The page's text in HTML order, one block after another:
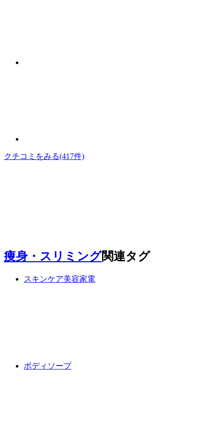
クチコミをみる(417件)
痩身・スリミング関連タグ
スキンケア美容家電
ボディソープ